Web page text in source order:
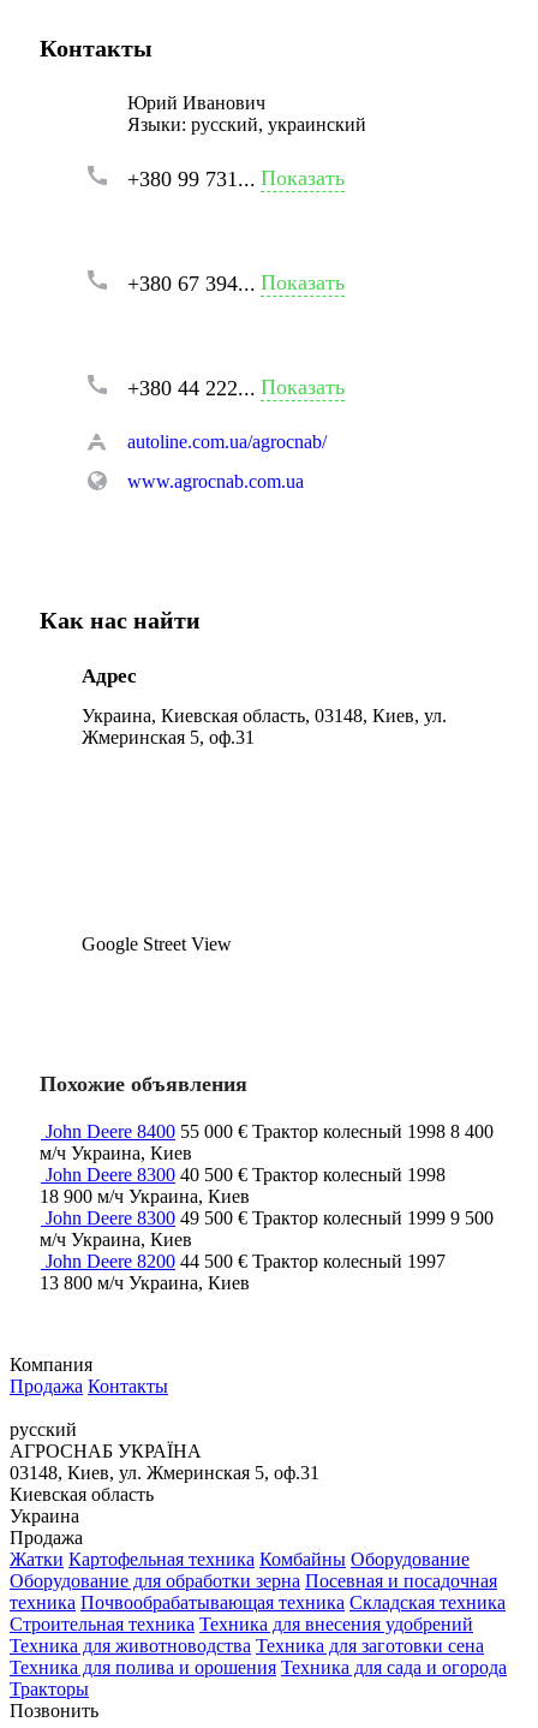
Контакты
Юрий Иванович
Языки: русский, украинский
+380 99 731... Показать
+380 67 394... Показать
+380 44 222... Показать
autoline.com.ua/agrocnab/
www.agrocnab.com.ua
Как нас найти
Адрес
Украина, Киевская область, 03148, Киев, ул.
Жмеринская 5, оф.31
Google Street View
Похожие объявления
John Deere 8400 55 000 € Трактор колесный 1998 8 400
м/ч Украина, Киев
John Deere 8300 40 500 € Трактор колесный 1998
18 900 м/ч Украина, Киев
John Deere 8300 49 500 € Трактор колесный 1999 9 500
м/ч Украина, Киев
John Deere 8200 44 500 € Трактор колесный 1997
13 800 м/ч Украина, Киев
Компания
Продажа Контакты
русский
АГРОСНАБ УКРАЇНА
03148, Киев, ул. Жмеринская 5, оф.31
Киевская область
Украина
Продажа
Жатки Картофельная техника Комбайны Оборудование
Оборудование для обработки зерна Посевная и посадочная
техника Почвообрабатывающая техника Складская техника
Строительная техника Техника для внесения удобрений
Техника для животноводства Техника для заготовки сена
Техника для полива и орошения Техника для сада и огорода
Тракторы
Позвонить